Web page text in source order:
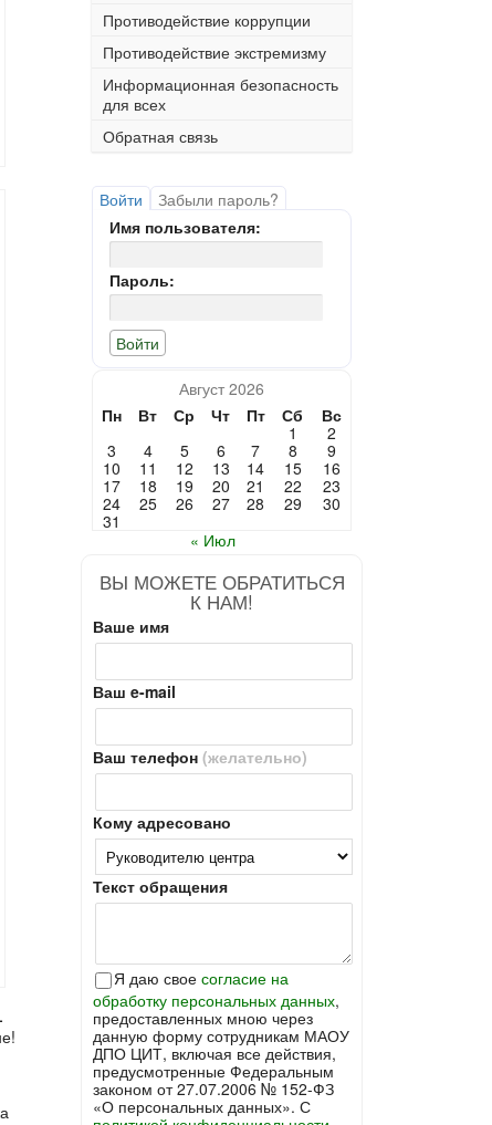
Противодействие коррупции
Противодействие экстремизму
Информационная безопасность
для всех
Обратная связь
Войти
Забыли пароль?
Имя пользователя:
Пароль:
Август 2026
Пн
Вт Ср Чт Пт Сб
Вс
1
2
3
4 5 6 7 8
9
10
11 12 13 14 15
16
17
18 19 20 21 22
23
24
25 26 27 28 29
30
31
« Июл
ВЫ МОЖЕТЕ ОБРАТИТЬСЯ
К НАМ!
Ваше имя
Ваш e-mail
Ваш телефон (желательно)
Кому адресовано
Текст обращения
Я даю свое согласие на
обработку персональных данных,
предоставленных мною через
данную форму сотрудникам МАОУ
ДПО ЦИТ, включая все действия,
предусмотренные Федеральным
законом от 27.07.2006 № 152-ФЗ
«О персональных данных». С